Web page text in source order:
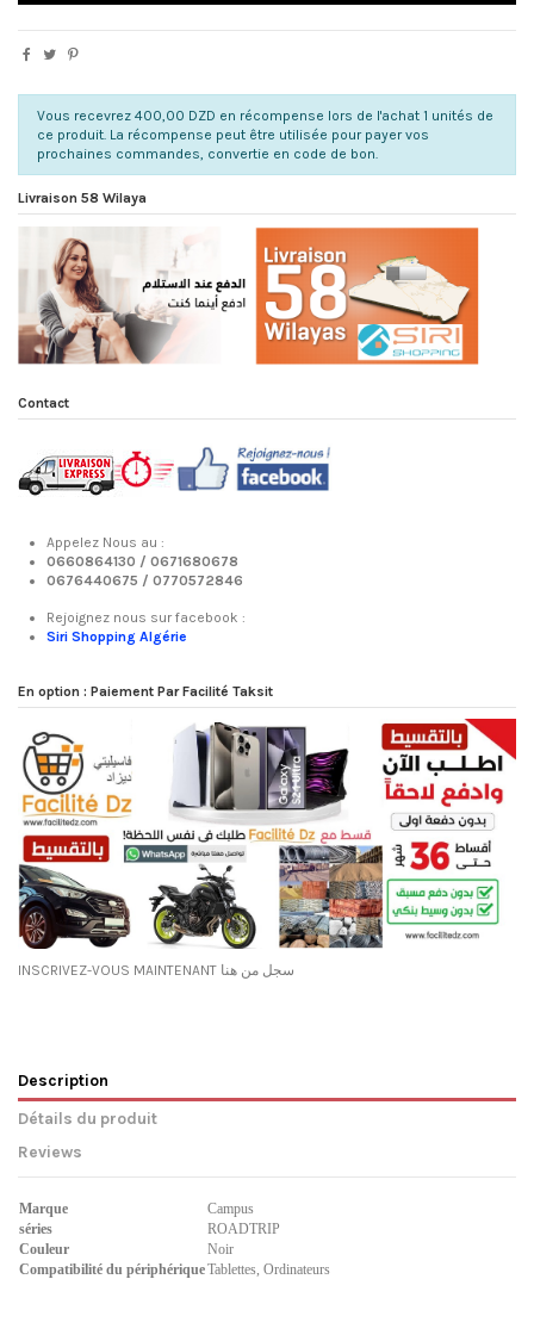
Vous recevrez 400,00 DZD en récompense lors de l'achat 1 unités de
ce produit. La récompense peut être utilisée pour payer vos
prochaines commandes, convertie en code de bon.
Livraison 58 Wilaya
Contact
Appelez Nous au :
0660864130 / 0671680678
0676440675 / 0770572846
Rejoignez nous sur facebook :
Siri Shopping Algérie
En option : Paiement Par Facilité Taksit
INSCRIVEZ-VOUS MAINTENANT سجل من هنا
Description
Détails du produit
Reviews
Marque
Campus
séries
ROADTRIP
Couleur
Noir
Compatibilité du périphériqueTablettes, Ordinateurs